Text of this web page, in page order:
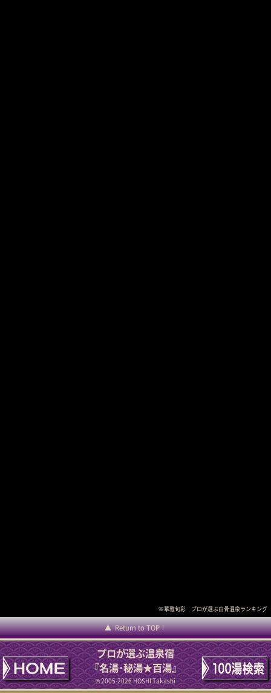
🌸華雅旬彩 プロが選ぶ白骨温泉ランキング
Return to TOP！
プロが選ぶ温泉宿
『名湯･秘湯★百湯』
© 2005-2026 HOSHI Takashi